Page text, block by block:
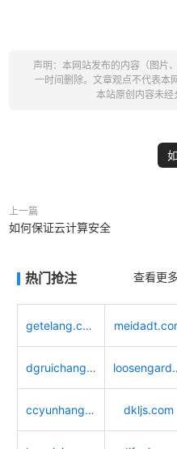
声明：本网站发布的内容（图片
一时间删除。文章观点不代表
本站原创内容未经
上一篇
如何保证云计算安全
热门抢注 查看更
getelang.com
dgruichang.com
ccyunhang.com dkljs.com